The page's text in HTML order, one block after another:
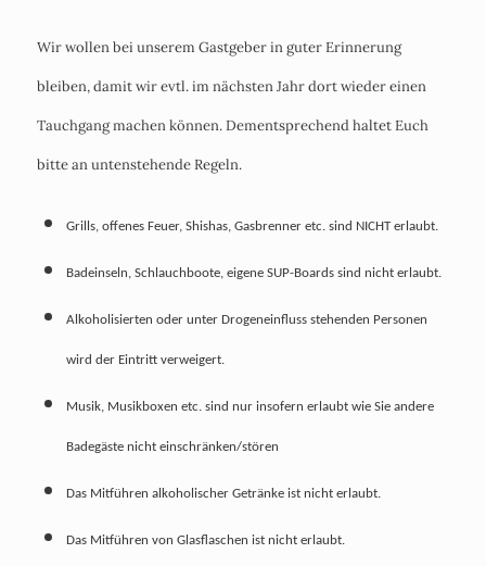
Wir wollen bei unserem Gastgeber in guter Erinnerung
bleiben, damit wir evtl. im nächsten Jahr dort wieder einen
Tauchgang machen können. Dementsprechend haltet Euch
bitte an untenstehende Regeln.
Grills, offenes Feuer, Shishas, Gasbrenner etc. sind NICHT erlaubt.
Badeinseln, Schlauchboote, eigene SUP-Boards sind nicht erlaubt.
Alkoholisierten oder unter Drogeneinfluss stehenden Personen
wird der Eintritt verweigert.
Musik, Musikboxen etc. sind nur insofern erlaubt wie Sie andere
Badegäste nicht einschränken/stören
Das Mitführen alkoholischer Getränke ist nicht erlaubt.
Das Mitführen von Glasflaschen ist nicht erlaubt.